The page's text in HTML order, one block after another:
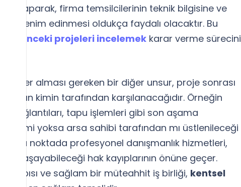
yaparak, firma temsilcilerinin teknik bilgisine ve
izlenim edinmesi oldukça faydalı olacaktır. Bu
önceki projeleri incelemek karar verme sürecini
yer alması gereken bir diğer unsur, proje sonrası
kimin tarafından karşılanacağıdır. Örneğin
bağlantıları, tapu işlemleri gibi son aşama
mi yoksa arsa sahibi tarafından mı üstlenileceği
Bu noktada profesyonel danışmanlık hizmetleri,
yaşayabileceği hak kayıplarının önüne geçer.
yapısı ve sağlam bir müteahhit iş birliği, kentsel